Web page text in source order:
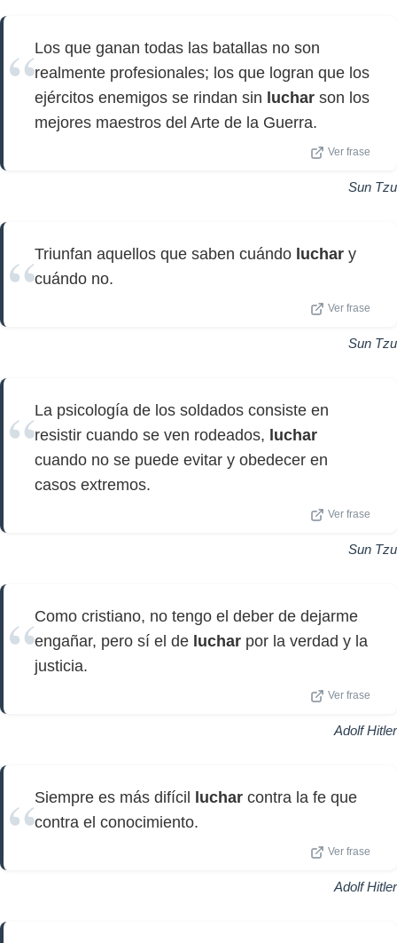
Los que ganan todas las batallas no son
realmente profesionales; los que logran que los
ejércitos enemigos se rindan sin luchar son los
mejores maestros del Arte de la Guerra.
Ver frase
Sun Tzu
Triunfan aquellos que saben cuándo luchar y
cuándo no.
Ver frase
Sun Tzu
La psicología de los soldados consiste en
resistir cuando se ven rodeados, luchar
cuando no se puede evitar y obedecer en
casos extremos.
Ver frase
Sun Tzu
Como cristiano, no tengo el deber de dejarme
engañar, pero sí el de luchar por la verdad y la
justicia.
Ver frase
Adolf Hitler
Siempre es más difícil luchar contra la fe que
contra el conocimiento.
Ver frase
Adolf Hitler